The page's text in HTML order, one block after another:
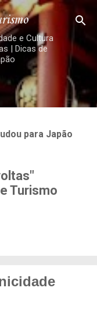
principal
e Cultura
| Dicas de
para Japão
Turismo